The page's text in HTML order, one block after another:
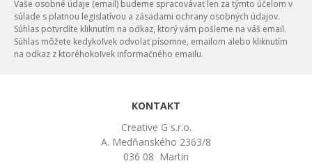
Vaše osobné údaje (email) budeme spracovávať len za týmto účelom v
súlade s platnou legislatívou a zásadami ochrany osobných údajov.
Súhlas potvrdíte kliknutím na odkaz, ktorý vám pošleme na váš email.
Súhlas môžete kedykoľvek odvolať písomne, emailom alebo kliknutím
na odkaz z ktoréhokoľvek informačného emailu.
KONTAKT
Creative G s.r.o.
A. Medňanského 2363/8
036 08 Martin